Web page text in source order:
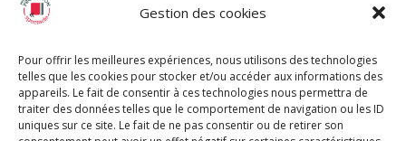
Gestion des cookies
Pour offrir les meilleures expériences, nous utilisons des technologies
telles que les cookies pour stocker et/ou accéder aux informations des
appareils. Le fait de consentir à ces technologies nous permettra de
traiter des données telles que le comportement de navigation ou les ID
uniques sur ce site. Le fait de ne pas consentir ou de retirer son
Chèque Intermittents
Chèque Compta
Chèque Emploi Spectacle
G-Pods